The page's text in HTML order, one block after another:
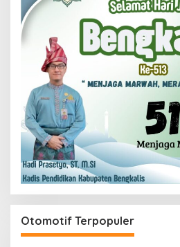
Otomotif Terpopuler